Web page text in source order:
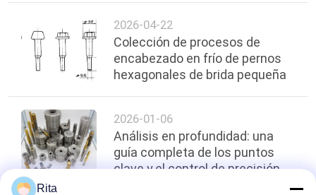
2026-04-22
Colección de procesos de
encabezado en frío de pernos
hexagonales de brida pequeña
2026-01-06
Análisis en profundidad: una
guía completa de los puntos
clave y el control de precisión
Rita